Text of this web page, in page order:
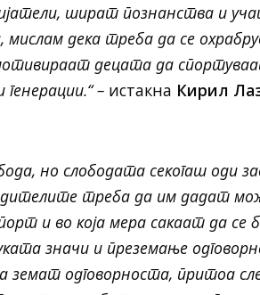
шират познанства и
дека треба да се
децата да
–истакна Кирил
но слободата секогаш оди
треба да им дадат
и во која мера сакаат да се
значи и преземање
одговорноста, притоа